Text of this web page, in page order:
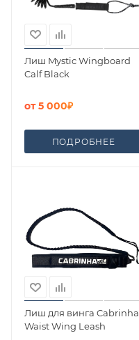
Лиш Mystic Wingboard
Calf Black
от5 000₽
ПОДРОБНЕЕ
Лиш для винга Cabrinha
Waist Wing Leash